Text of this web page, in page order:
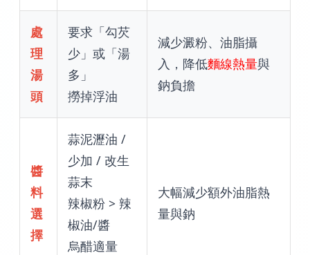
處
理
湯
頭
要求「勾芡
少」或「湯
多」
撈掉浮油
減少澱粉、油脂攝
入，降低麵線熱量與
鈉負擔
醬
料
選
擇
蒜泥瀝油 /
少加 / 改生
蒜末
辣椒粉 > 辣
椒油/醬
烏醋適量
大幅減少額外油脂熱
量與鈉